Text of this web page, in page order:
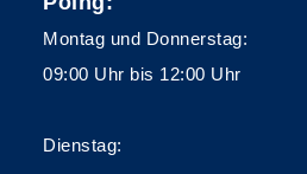
Montag und Donnerstag:
09:00 Uhr bis 12:00 Uhr
Dienstag: